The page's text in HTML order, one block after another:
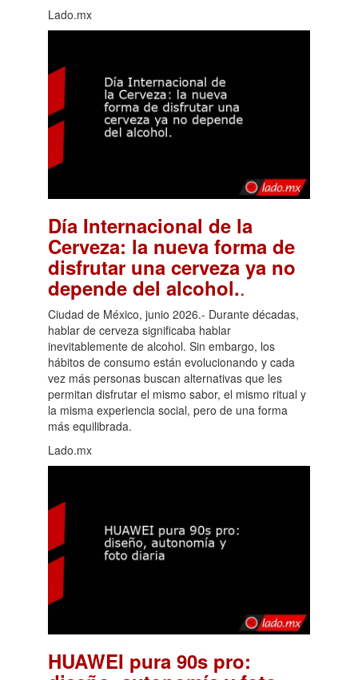
Lado.mx
Día Internacional de la
Cerveza: la nueva forma de
disfrutar una cerveza ya no
depende del alcohol..
Ciudad de México, junio 2026.- Durante décadas,
hablar de cerveza significaba hablar
inevitablemente de alcohol. Sin embargo, los
hábitos de consumo están evolucionando y cada
vez más personas buscan alternativas que les
permitan disfrutar el mismo sabor, el mismo ritual y
la misma experiencia social, pero de una forma
más equilibrada.
Lado.mx
HUAWEI pura 90s pro: